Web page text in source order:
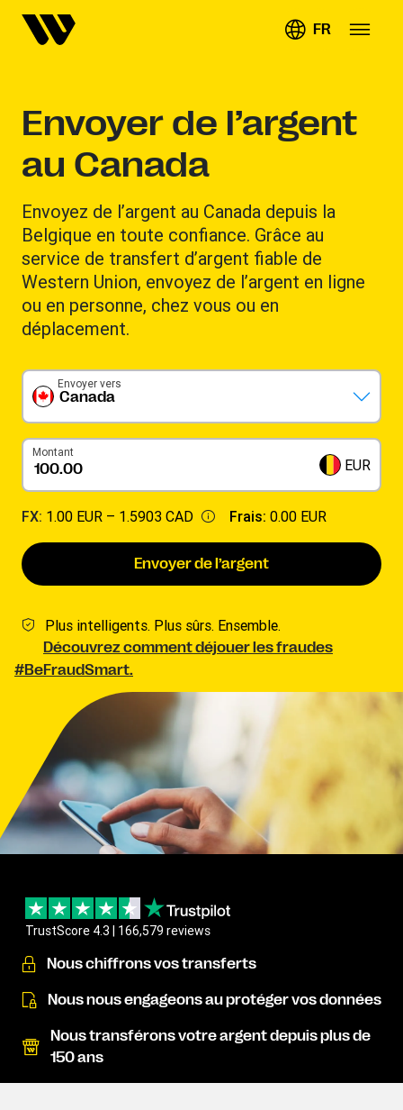
FR
Envoyer de l’argent
au Canada
Envoyez de l’argent au Canada depuis la
Belgique en toute confiance. Grâce au
service de transfert d’argent fiable de
Western Union, envoyez de l’argent en ligne
ou en personne, chez vous ou en
déplacement.
Canada
Envoyer vers
Montant
EUR
FX: 1.00 EUR – 1.5903 CAD Frais: 0.00 EUR
Envoyer de l’argent
Plus intelligents. Plus sûrs. Ensemble.
Découvrez comment déjouer les fraudes
#BeFraudSmart.
TrustScore 4.3 | 166,579 reviews
Nous chiffrons vos transferts
Nous nous engageons au protéger vos données
Nous transférons votre argent depuis plus de
150 ans